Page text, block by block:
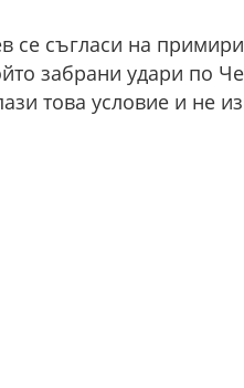
се съгласи на
забрани удари по
това условие и не